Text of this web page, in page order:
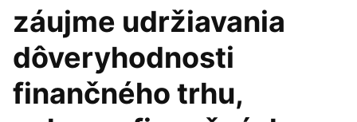
záujme udržiavania
dôveryhodnosti
finančného trhu,